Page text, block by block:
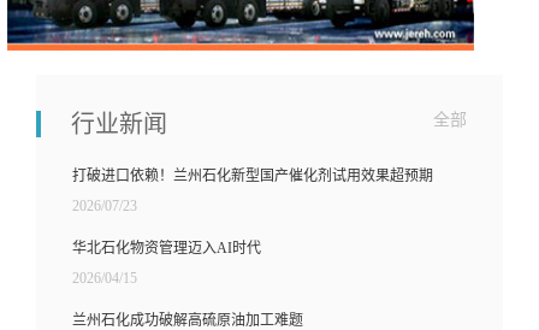
行业新闻 全部
打破进口依赖！兰州石化新型国产催化剂试用效果超预期
2026/07/23
华北石化物资管理迈入AI时代
2026/04/15
兰州石化成功破解高硫原油加工难题